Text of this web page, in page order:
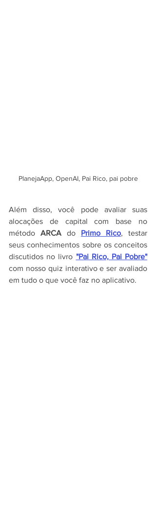
PlanejaApp, OpenAI, Pai Rico, pai pobre
Além disso, você pode avaliar suas
alocações de capital com base no
método ARCA do Primo Rico, testar
seus conhecimentos sobre os conceitos
discutidos no livro "Pai Rico, Pai Pobre"
com nosso quiz interativo e ser avaliado
em tudo o que você faz no aplicativo.